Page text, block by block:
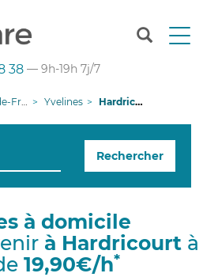
T
n
g
i
38 — 9h-19h 7j/7
Yvelines Hardricourt
Rechercher
à domicile
à Hardricourtà
19,90€/h*